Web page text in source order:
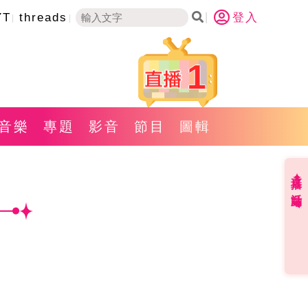
threads 登入
1
樂 專題 影音 節目 圖輯
直播✦活動